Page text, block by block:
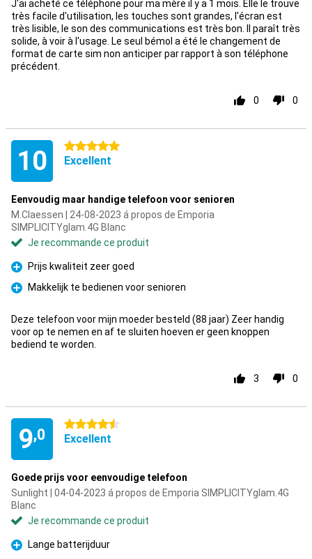
J'ai acheté ce téléphone pour ma mère il y a 1 mois. Elle le trouve
très facile d'utilisation, les touches sont grandes, l'écran est
très lisible, le son des communications est très bon. Il paraît très
solide, à voir à l'usage. Le seul bémol a été le changement de
format de carte sim non anticiper par rapport à son téléphone
précédent.
0 0
10 5 étoiles
Excellent
Eenvoudig maar handige telefoon voor senioren
M.Claessen | 24-08-2023 á propos de Emporia
SIMPLICITYglam.4G Blanc
Je recommande ce produit
Pour
Prijs kwaliteit zeer goed
Pour
Makkelijk te bedienen voor senioren
Deze telefoon voor mijn moeder besteld (88 jaar) Zeer handig
voor op te nemen en af te sluiten hoeven er geen knoppen
bediend te worden.
3 0
9,0
4.5 étoiles
Excellent
Goede prijs voor eenvoudige telefoon
Sunlight | 04-04-2023 á propos de Emporia SIMPLICITYglam.4G
Blanc
Je recommande ce produit
Pour
Lange batterijduur